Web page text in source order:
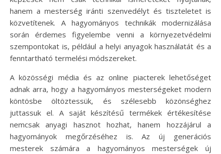
hanem a mesterség iránti szenvedélyt és tiszteletet is
közvetítenek. A hagyományos technikák modernizálása
során érdemes figyelembe venni a környezetvédelmi
szempontokat is, például a helyi anyagok használatát és a
fenntartható termelési módszereket.
A közösségi média és az online piacterek lehetőséget
adnak arra, hogy a hagyományos mesterségeket modern
köntösbe öltöztessük, és szélesebb közönséghez
juttassuk el. A saját készítésű termékek értékesítése
nemcsak anyagi hasznot hozhat, hanem hozzájárul a
hagyományok megőrzéséhez is. Az új generációs
mesterek számára a hagyományos mesterségek új